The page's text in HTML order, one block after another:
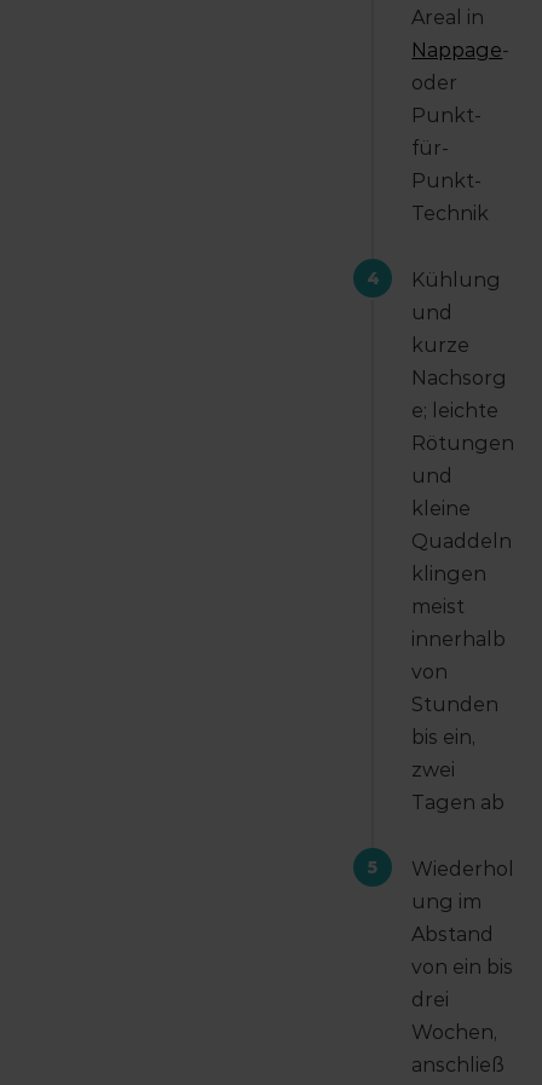
Areal in
Nappage-
oder
Punkt-
für-
Punkt-
Technik
4
Kühlung
und
kurze
Nachsorg
e; leichte
Rötungen
und
kleine
Quaddeln
klingen
meist
innerhalb
von
Stunden
bis ein,
zwei
Tagen ab
5
Wiederhol
ung im
Abstand
von ein bis
drei
Wochen,
anschließ